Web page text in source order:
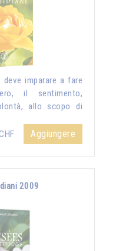
deve imparare a fare
il sentimento,
allo scopo di
Aggiungere
2009